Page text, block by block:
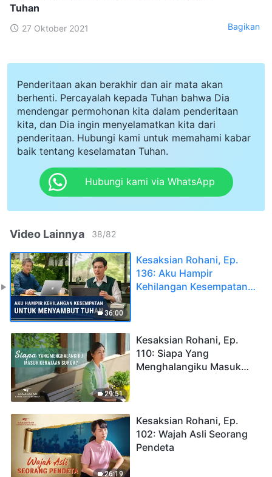
Tuhan
27 Oktober 2021 Bagikan
Penderitaan akan berakhir dan air mata akan
berhenti. Percayalah kepada Tuhan bahwa Dia
mendengar permohonan kita dalam penderitaan
kita, dan Dia ingin menyelamatkan kita dari
penderitaan. Hubungi kami untuk memahami kabar
baik tentang keselamatan Tuhan.
Hubungi kami via WhatsApp
Video Lainnya 38/82
36:00
Kesaksian Rohani, Ep.
136: Aku Hampir
Kehilangan Kesempatan
29:51
Kesaksian Rohani, Ep.
110: Siapa Yang
Menghalangiku Masuk
26:19
Kesaksian Rohani, Ep.
102: Wajah Asli Seorang
Pendeta